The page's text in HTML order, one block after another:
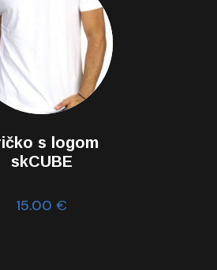
s logom
skCUBE
15.00€